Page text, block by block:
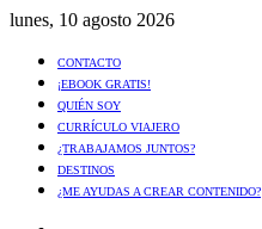
lunes, 10 agosto 2026
CONTACTO
¡EBOOK GRATIS!
QUIÉN SOY
CURRÍCULO VIAJERO
¿TRABAJAMOS JUNTOS?
DESTINOS
¿ME AYUDAS A CREAR CONTENIDO?